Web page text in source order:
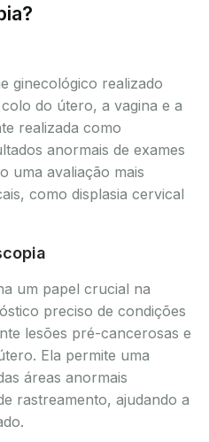
ginecológico realizado
do útero, a vagina e a
realizada como
anormais de exames
uma avaliação mais
como displasia cervical
um papel crucial na
preciso de condições
lesões pré-cancerosas e
Ela permite uma
áreas anormais
rastreamento, ajudando a